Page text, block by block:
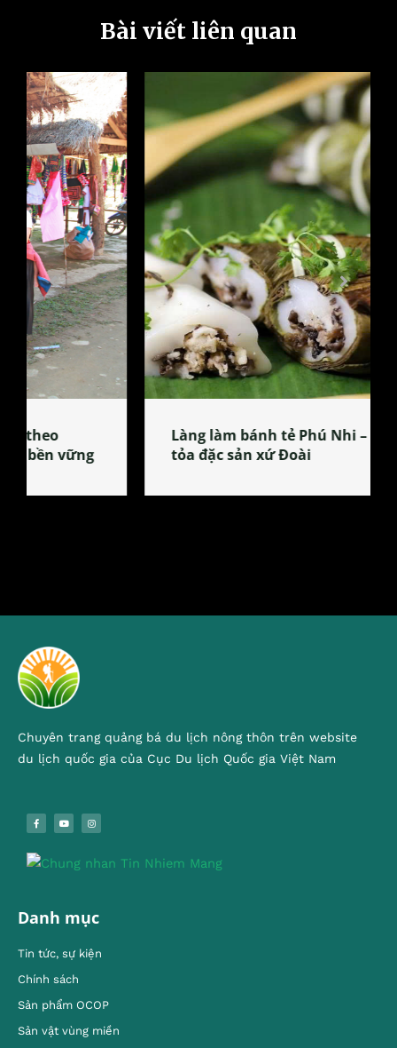
Bài viết liên quan
Làng làm bánh tẻ Phú Nhi – nơi lan
tỏa đặc sản xứ Đoài
Chuyên trang quảng bá du lịch nông thôn trên website
du lịch quốc gia của Cục Du lịch Quốc gia Việt Nam
Danh mục
Tin tức, sự kiện
Chính sách
Sản phẩm OCOP
Sản vật vùng miền